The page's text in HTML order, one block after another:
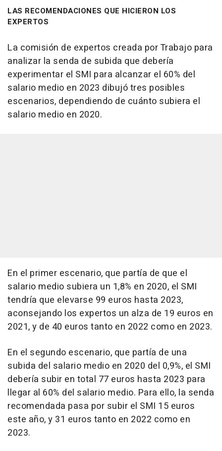
LAS RECOMENDACIONES QUE HICIERON LOS
EXPERTOS
La comisión de expertos creada por Trabajo para
analizar la senda de subida que debería
experimentar el SMI para alcanzar el 60% del
salario medio en 2023 dibujó tres posibles
escenarios, dependiendo de cuánto subiera el
salario medio en 2020.
En el primer escenario, que partía de que el
salario medio subiera un 1,8% en 2020, el SMI
tendría que elevarse 99 euros hasta 2023,
aconsejando los expertos un alza de 19 euros en
2021, y de 40 euros tanto en 2022 como en 2023.
En el segundo escenario, que partía de una
subida del salario medio en 2020 del 0,9%, el SMI
debería subir en total 77 euros hasta 2023 para
llegar al 60% del salario medio. Para ello, la senda
recomendada pasa por subir el SMI 15 euros
este año, y 31 euros tanto en 2022 como en
2023.